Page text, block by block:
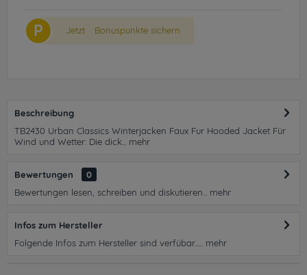
P Jetzt Bonuspunkte sichern
Beschreibung
TB2430 Urban Classics Winterjacken Faux Fur Hooded Jacket Für
Wind und Wetter: Die dick...
mehr
Bewertungen
0
Bewertungen lesen, schreiben und diskutieren...
mehr
Infos zum Hersteller
Folgende Infos zum Hersteller sind verfübar...... mehr